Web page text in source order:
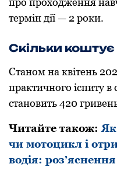
термін дії — 2 роки.
Скільки
Станом на квітень
практичного іспиту
становить 420
Читайте також:
чи мотоцикл і
водія: